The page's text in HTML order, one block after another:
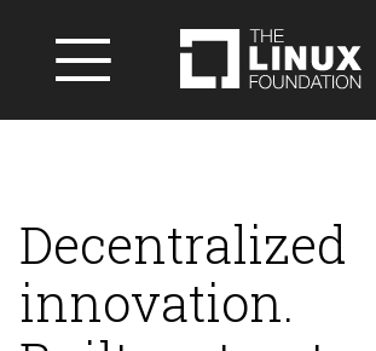
Decentralized
innovation.